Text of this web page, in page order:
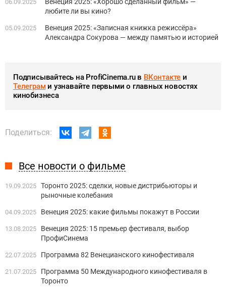
06.09.2025
любите ли вы кино?
05.09.2025
Венеция 2025: «Записная книжка режиссёра»
Александра Сокурова — между памятью и историей
Подписывайтесь на ProfiCinema.ru в ВКонтакте и
Телеграми узнавайте первыми о главных новостях
кинобизнеса
Поделиться:
Все новости о фильме
19.09.2025 Торонто 2025: сделки, новые дистрибьюторы и
рыночные колебания
04.09.2025 Венеция 2025: какие фильмы покажут в России
13.08.2025
Венеция 2025: 15 премьер фестиваля, выбор
ПрофиСинема
22.07.2025 Программа 82 Венецианского кинофестиваля
21.07.2025
Программа 50 Международного кинофестиваля в
Торонто